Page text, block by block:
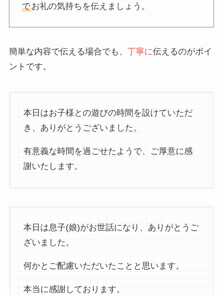
でお礼の気持ちを伝えましょう。
簡単な内容で伝える場合でも、 丁寧に伝えるのがポイ
ントです。
本日はお子様との遊びの時間を設けていただ
き、ありがとうございました。
有意義な時間を過ごせたようで、ご厚意に感
謝いたします。
本日は息子(娘)がお世話になり、ありがとうご
ざいました。
何かとご配慮いただいたことと思います。
本当に感謝しております。